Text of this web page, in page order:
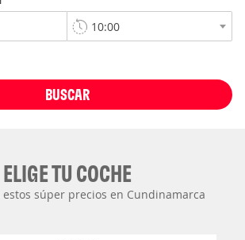
BUSCAR
ELIGE TU COCHE
estos súper precios en Cundinamarca